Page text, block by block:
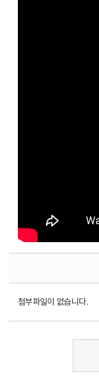
첨부파일이 없습니다.